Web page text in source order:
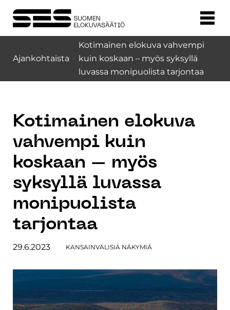
Ajankohtaista
Kotimainen elokuva vahvempi
kuin koskaan – myös syksyllä
luvassa monipuolista tarjontaa
Kotimainen elokuva
vahvempi kuin
koskaan – myös
syksyllä luvassa
monipuolista
tarjontaa
29.6.2023 KANSAINVÄLISIÄ NÄKYMIÄ